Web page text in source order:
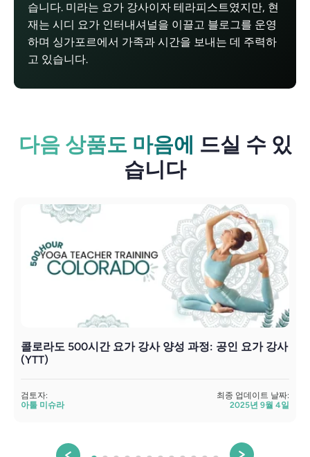
습니다. 미라는 요가 강사이자 테라피스트였지만, 현
재는 시디 요가 인터내셔널을 이끌고 블로그를 운영
하며 싱가포르에서 가족과 시간을 보내는 데 주력하
고 있습니다.
다음 상품도 마음에 드실 수 있
습니다
콜로라도 500시간 요가 강사 양성 과정: 공인 요가 강사
(YTT)
검토자:
아툴 미슈라
최종 업데이트 날짜:
2025년 9월 4일